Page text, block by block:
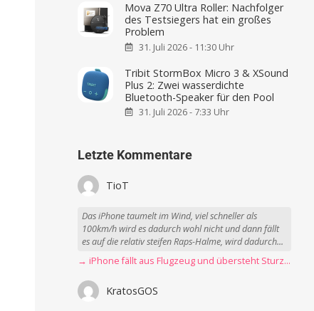
Mova Z70 Ultra Roller: Nachfolger
des Testsiegers hat ein großes
Problem
31. Juli 2026 - 11:30 Uhr
Tribit StormBox Micro 3 & XSound
Plus 2: Zwei wasserdichte
Bluetooth-Speaker für den Pool
31. Juli 2026 - 7:33 Uhr
Letzte Kommentare
TioT
Das iPhone taumelt im Wind, viel schneller als
100km/h wird es dadurch wohl nicht und dann fällt
es auf die relativ steifen Raps-Halme, wird dadurch...
→ iPhone fällt aus Flugzeug und übersteht Sturz unbeschadet
KratosGOS